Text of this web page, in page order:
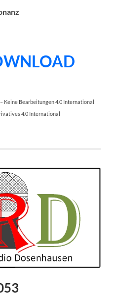
Keine Bearbeitungen 4.0 International
4.0 International